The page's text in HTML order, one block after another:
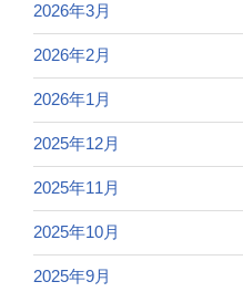
2026年3月
2026年2月
2026年1月
2025年12月
2025年11月
2025年10月
2025年9月